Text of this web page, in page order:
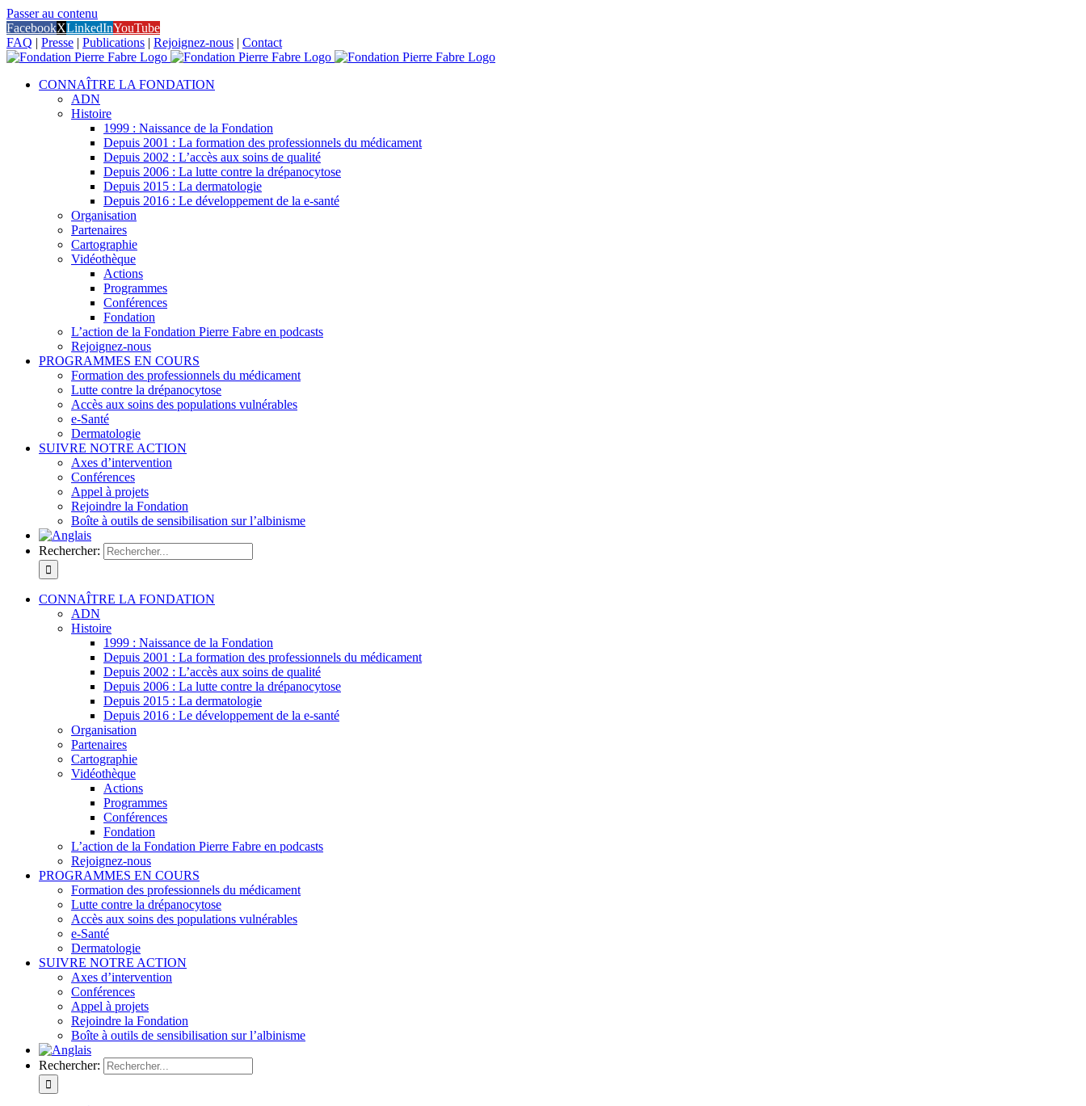
Passer au contenu
FacebookXLinkedInYouTube
FAQ | Presse | Publications | Rejoignez-nous | Contact
CONNAÎTRE LA FONDATION
ADN
Histoire
1999 : Naissance de la Fondation
Depuis 2001 : La formation des professionnels du médicament
Depuis 2002 : L’accès aux soins de qualité
Depuis 2006 : La lutte contre la drépanocytose
Depuis 2015 : La dermatologie
Depuis 2016 : Le développement de la e-santé
Organisation
Partenaires
Cartographie
Vidéothèque
Actions
Programmes
Conférences
Fondation
L’action de la Fondation Pierre Fabre en podcasts
Rejoignez-nous
PROGRAMMES EN COURS
Formation des professionnels du médicament
Lutte contre la drépanocytose
Accès aux soins des populations vulnérables
e-Santé
Dermatologie
SUIVRE NOTRE ACTION
Axes d’intervention
Conférences
Appel à projets
Rejoindre la Fondation
Boîte à outils de sensibilisation sur l’albinisme
Rechercher:
CONNAÎTRE LA FONDATION
ADN
Histoire
1999 : Naissance de la Fondation
Depuis 2001 : La formation des professionnels du médicament
Depuis 2002 : L’accès aux soins de qualité
Depuis 2006 : La lutte contre la drépanocytose
Depuis 2015 : La dermatologie
Depuis 2016 : Le développement de la e-santé
Organisation
Partenaires
Cartographie
Vidéothèque
Actions
Programmes
Conférences
Fondation
L’action de la Fondation Pierre Fabre en podcasts
Rejoignez-nous
PROGRAMMES EN COURS
Formation des professionnels du médicament
Lutte contre la drépanocytose
Accès aux soins des populations vulnérables
e-Santé
Dermatologie
SUIVRE NOTRE ACTION
Axes d’intervention
Conférences
Appel à projets
Rejoindre la Fondation
Boîte à outils de sensibilisation sur l’albinisme
Rechercher: